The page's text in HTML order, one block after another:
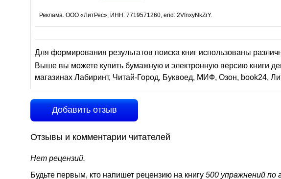
Реклама. ООО «ЛитРес», ИНН: 7719571260, erid: 2VfnxyNkZrY.
Для формирования результатов поиска книг использованы
Выше вы можете купить бумажную и электронную версию книги
магазинах Лабиринт, Читай-Город, Буквоед, МИФ, Озон, book24,
Добавить отзыв
Отзывы и комментарии читателей
Нет рецензий.
Будьте первым, кто напишет рецензию на книгу 500 упражнений по